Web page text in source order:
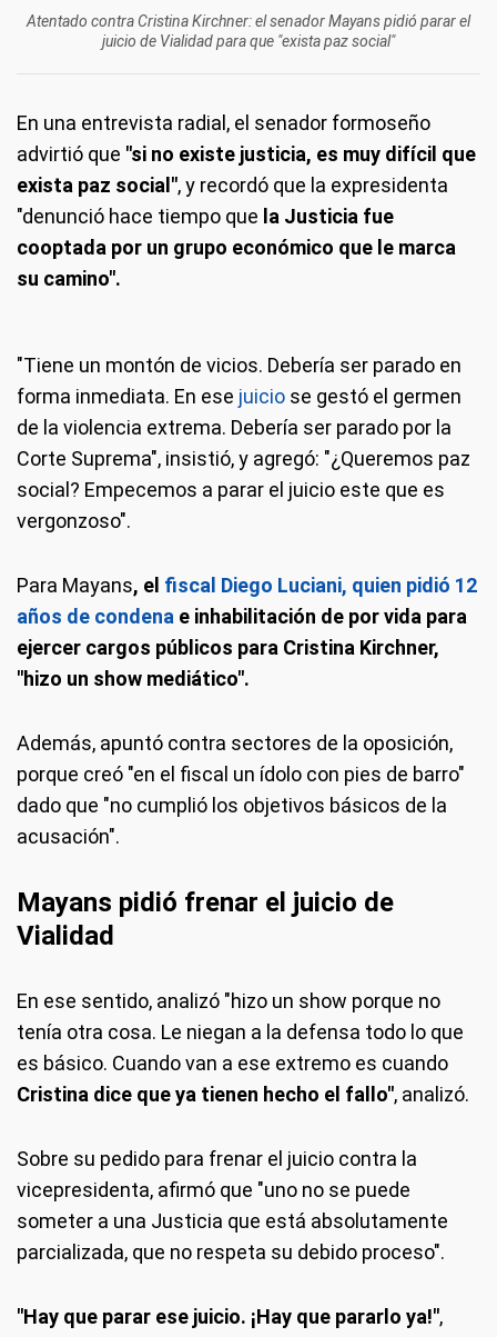
Atentado contra Cristina Kirchner: el senador Mayans pidió parar el
juicio de Vialidad para que "exista paz social"
En una entrevista radial, el senador formoseño
advirtió que "si no existe justicia, es muy difícil que
exista paz social", y recordó que la expresidenta
"denunció hace tiempo que la Justicia fue
cooptada por un grupo económico que le marca
su camino".
"Tiene un montón de vicios. Debería ser parado en
forma inmediata. En ese juicio se gestó el germen
de la violencia extrema. Debería ser parado por la
Corte Suprema", insistió, y agregó: "¿Queremos paz
social? Empecemos a parar el juicio este que es
vergonzoso".
Para Mayans, el fiscal Diego Luciani, quien pidió 12
años de condena e inhabilitación de por vida para
ejercer cargos públicos para Cristina Kirchner,
"hizo un show mediático".
Además, apuntó contra sectores de la oposición,
porque creó "en el fiscal un ídolo con pies de barro"
dado que "no cumplió los objetivos básicos de la
acusación".
Mayans pidió frenar el juicio de
Vialidad
En ese sentido, analizó "hizo un show porque no
tenía otra cosa. Le niegan a la defensa todo lo que
es básico. Cuando van a ese extremo es cuando
Cristina dice que ya tienen hecho el fallo", analizó.
Sobre su pedido para frenar el juicio contra la
vicepresidenta, afirmó que "uno no se puede
someter a una Justicia que está absolutamente
parcializada, que no respeta su debido proceso".
"Hay que parar ese juicio. ¡Hay que pararlo ya!",